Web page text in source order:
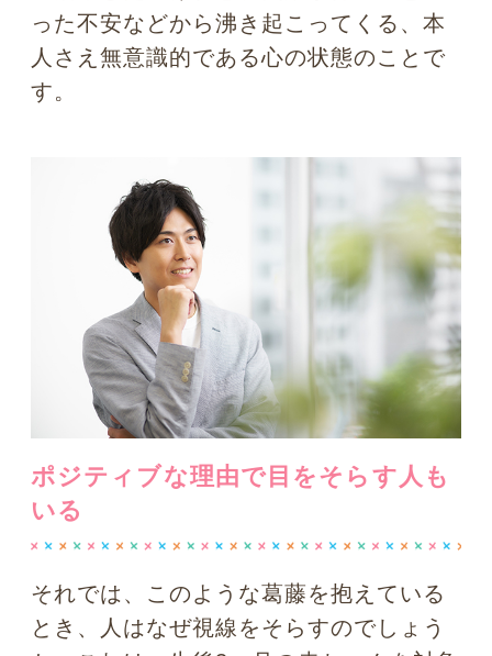
見ているとき、赤ちゃんはドキドキして
いて、脈拍数・心拍数が上昇することも
明らかになりました。 イキイキと動き・
表情が変化する人間の顔は、それがたと
え大好きなお母さんの顔であっても、生
に負担が掛かる可能性があります。その
結果、お母さんの顔からあえて目をそら
すことで、実は頭を休めているのではな
いかと、発達心理学では考えられている
生後8ヶ月～1歳4ヶ月の赤ちゃんに
おいても、刺激を処理したり、興奮を落
ち着かせたりするときに、「目をそら
す」ことが1つの対応策であると報告され
ています。実は、赤ちゃんは泣き出す前
から実際に泣くまで、ジェットコースタ
まることが分かっています。つまり、心
臓に負担が掛かり過ぎないように、「目
をそらす」「泣く」という方法で自分を
プロテクトしているのです。これは大人
ムではないでしょうか。先に挙げたよう
な様々な葛藤を抱えるとき、相手とがっ
ちり目を合わせて話し続けるのは、スト